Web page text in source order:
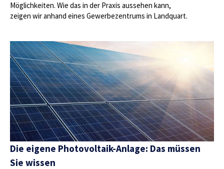
Möglichkeiten. Wie das in der Praxis aussehen kann,
zeigen wir anhand eines Gewerbezentrums in Landquart.
Die eigene Photovoltaik-Anlage: Das müssen
Sie wissen